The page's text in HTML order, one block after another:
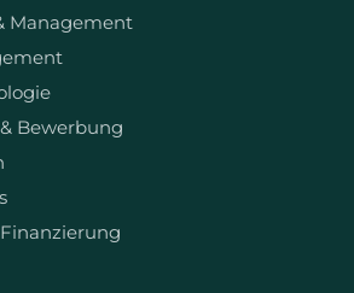
Management
Bewerbung